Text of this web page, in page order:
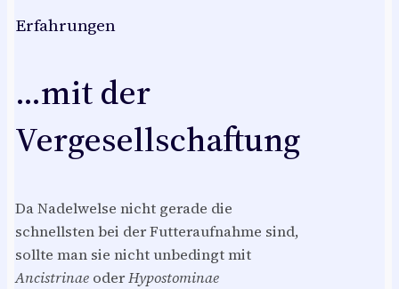
Erfahrungen
…mit der
Vergesellschaftung
Da Nadelwelse nicht gerade die
schnellsten bei der Futteraufnahme sind,
sollte man sie nicht unbedingt mit
Ancistrinae oderHypostominae